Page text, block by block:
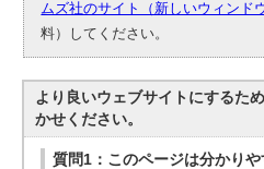
ムズ社のサイト（新しいウィンド
料）してください。
より良いウェブサイトにするた
かせください。
質問1：このページは分かりや